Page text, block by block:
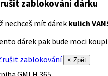
zablokování dárku
nechceš mít dárek kulich
dárek pak bude moci
zablokování
× Zpět